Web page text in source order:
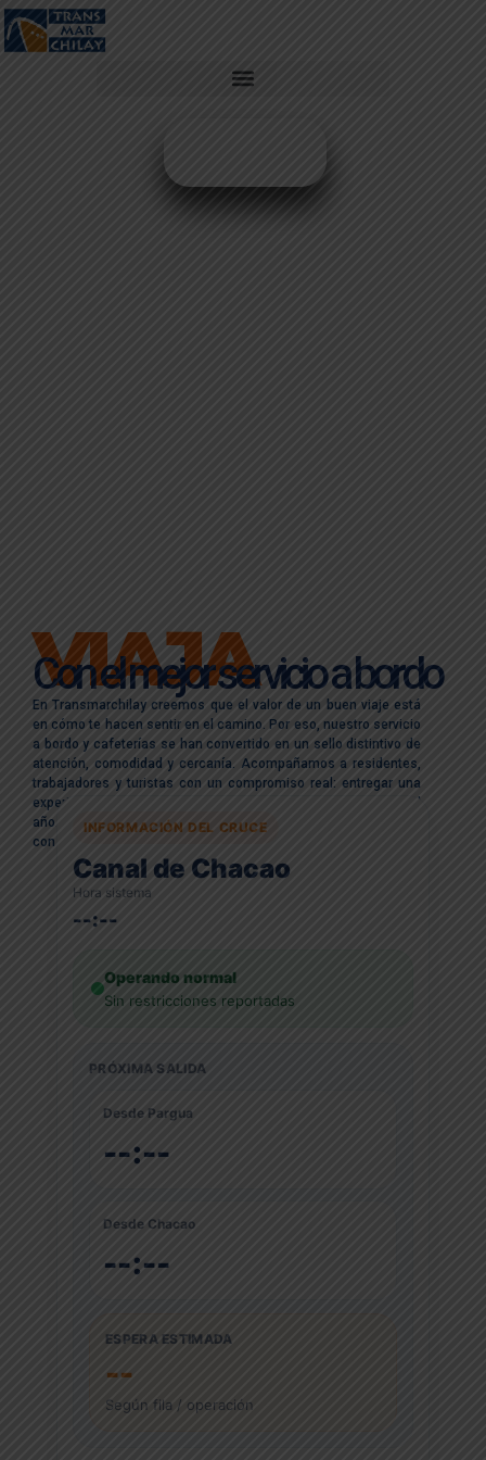
VIAJA
Con el mejor servicio a bordo
En Transmarchilay creemos que el valor de un buen viaje está
en cómo te hacen sentir en el camino. Por eso, nuestro servicio
a bordo y cafeterías se han convertido en un sello distintivo de
atención, comodidad y cercanía. Acompañamos a residentes,
trabajadores y turistas con un compromiso real: entregar una
experiencia superior, cálida y respetuosa, todos los días del
año. Porque conectar destinos es importante, pero conectar
con las personas lo es aún más.
INFORMACIÓN DEL CRUCE
Canal de Chacao
Hora sistema
--:--
Operando normal
Sin restricciones reportadas
PRÓXIMA SALIDA
Desde Pargua
--:--
Desde Chacao
--:--
ESPERA ESTIMADA
--
Según fila / operación